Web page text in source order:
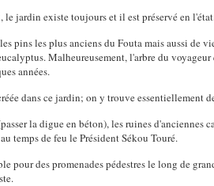
jardin existe toujours et il est préservé en
pins les plus anciens du Fouta mais aussi de
Malheureusement, l'arbre du
années.
dans ce jardin; on y trouve essentiellement
la digue en béton), les ruines d'anciennes
temps de feu le Président Sékou Touré.
pour des promenades pédestres le long de